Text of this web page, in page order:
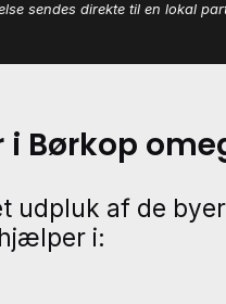
sendes direkte til en lokal
Børkop
udpluk af de
hjælper i: